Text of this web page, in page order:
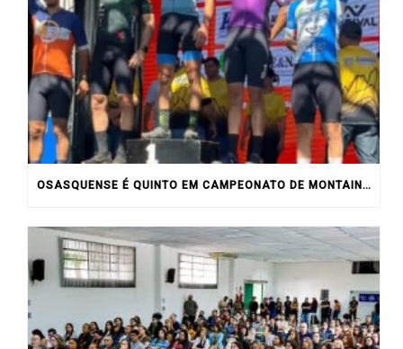
OSASQUENSE É QUINTO EM CAMPEONATO DE MONTAIN BIKE NO INTERIOR DO ESTADO